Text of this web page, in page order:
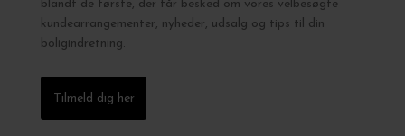
blandt de første, der får besked om vores velbesøgte
kundearrangementer, nyheder, udsalg og tips til din
boligindretning.
Tilmeld dig her